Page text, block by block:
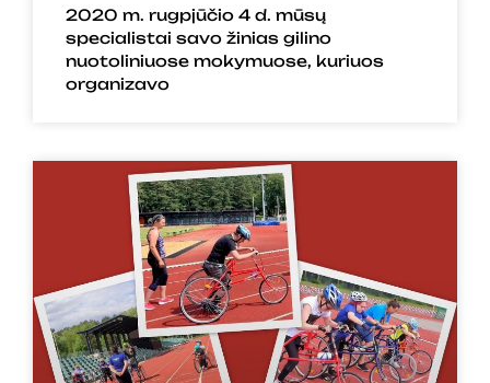
2020 m. rugpjūčio 4 d. mūsų
specialistai savo žinias gilino
nuotoliniuose mokymuose, kuriuos
organizavo